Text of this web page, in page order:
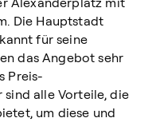
Die Hauptstadt
für seine
das Angebot sehr
Preis-
sind alle Vorteile, die
um diese und